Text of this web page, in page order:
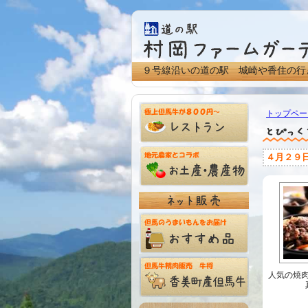
９号線沿いの道の駅 城崎や香住の
トップペ
４月２９
人気の焼